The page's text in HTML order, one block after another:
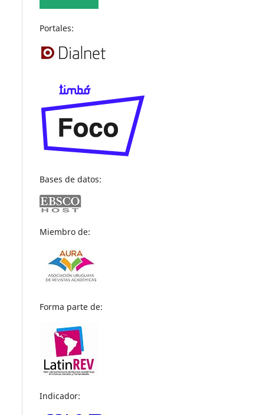
Portales:
Bases de datos:
Miembro de:
Forma parte de:
Indicador: